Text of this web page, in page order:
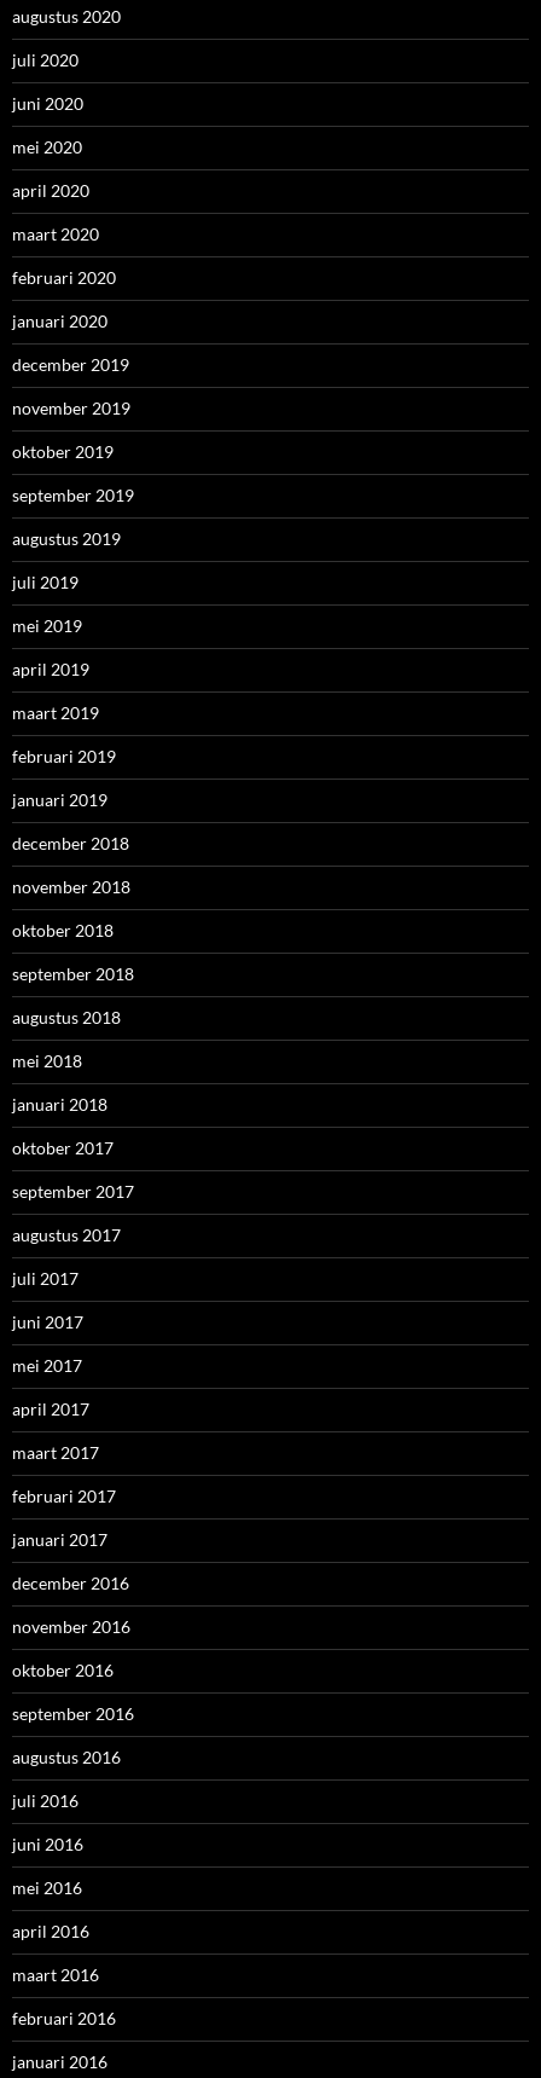
augustus 2020
juli 2020
juni 2020
mei 2020
april 2020
maart 2020
februari 2020
januari 2020
december 2019
november 2019
oktober 2019
september 2019
augustus 2019
juli 2019
mei 2019
april 2019
maart 2019
februari 2019
januari 2019
december 2018
november 2018
oktober 2018
september 2018
augustus 2018
mei 2018
januari 2018
oktober 2017
september 2017
augustus 2017
juli 2017
juni 2017
mei 2017
april 2017
maart 2017
februari 2017
januari 2017
december 2016
november 2016
oktober 2016
september 2016
augustus 2016
juli 2016
juni 2016
mei 2016
april 2016
maart 2016
februari 2016
januari 2016